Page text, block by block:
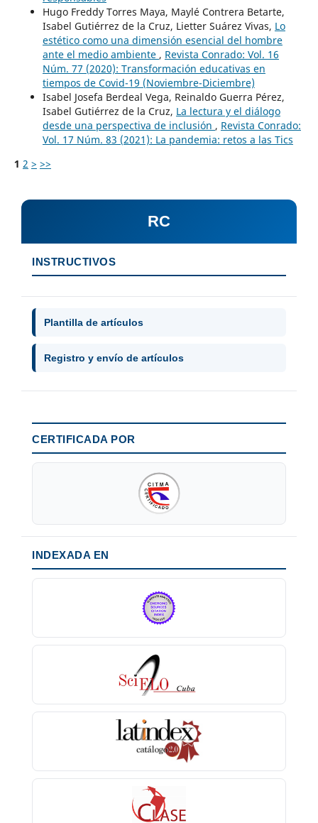
Hugo Freddy Torres Maya, Maylé Contrera Betarte,
Isabel Gutiérrez de la Cruz, Lietter Suárez Vivas, Lo
estético como una dimensión esencial del hombre
ante el medio ambiente , Revista Conrado: Vol. 16
Núm. 77 (2020): Transformación educativas en
tiempos de Covid-19 (Noviembre-Diciembre)
Isabel Josefa Berdeal Vega, Reinaldo Guerra Pérez,
Isabel Gutiérrez de la Cruz, La lectura y el diálogo
desde una perspectiva de inclusión , Revista Conrado:
Vol. 17 Núm. 83 (2021): La pandemia: retos a las Tics
1 2 > >>
RC
INSTRUCTIVOS
Plantilla de artículos
Registro y envío de artículos
CERTIFICADA POR
INDEXADA EN